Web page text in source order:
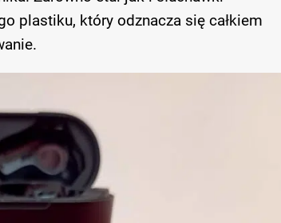
plastiku, który odznacza się całkiem